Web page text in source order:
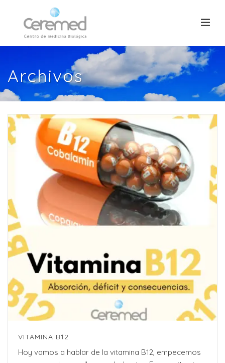
Archivos
VITAMINA B12
Hoy vamos a hablar de la vitamina B12, empecemos